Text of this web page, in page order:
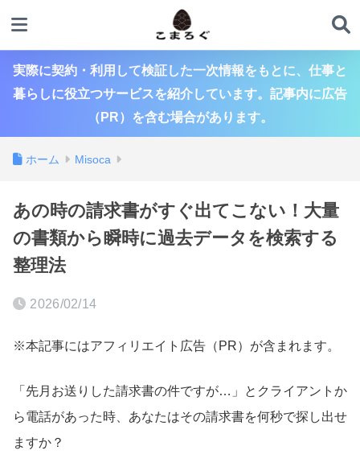
実際に契約・利用して検証した一次情報をもとに、仕事と
暮らしに役立つサービスを紹介しています。記事内に広告
（PR）を含む場合があります。
ホーム Misoca
あの時の請求書がすぐ出てこない！大量
の書類から瞬時に過去データを検索する
整理法
2026/02/14
※本記事にはアフィリエイト広告（PR）が含まれます。
「先月お送りした請求書の件ですが…」とクライアントか
ら電話があった時、あなたはその請求書を何秒で探し出せ
ますか？